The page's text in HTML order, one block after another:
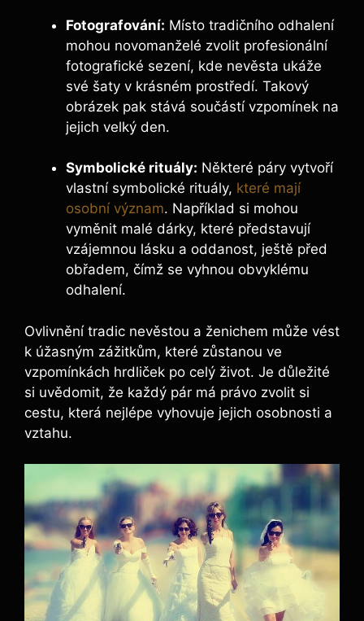
Fotografování: Místo tradičního odhalení
mohou novomanželé zvolit profesionální
fotografické sezení, kde nevěsta ukáže
své šaty v krásném prostředí. Takový
obrázek pak stává součástí vzpomínek na
jejich velký den.
Symbolické rituály: Některé páry vytvoří
vlastní symbolické rituály, které mají
osobní význam. Například si mohou
vyměnit malé dárky, které představují
vzájemnou lásku a oddanost, ještě před
obřadem, čímž se vyhnou obvyklému
odhalení.
Ovlivnění tradic nevěstou a ženichem může vést
k úžasným zážitkům, které zůstanou ve
vzpomínkách hrdliček po celý život. Je důležité
si uvědomit, že každý pár má právo zvolit si
cestu, která nejlépe vyhovuje jejich osobnosti a
vztahu.